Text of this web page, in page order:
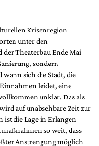
Krisenregion
unter den
Theaterbau Ende Mai
sondern
sich die Stadt, die
leidet, eine
unklar. Das als
auf unabsehbare Zeit zur
ist die Lage in Erlangen
so weit, dass
Anstrengung möglich